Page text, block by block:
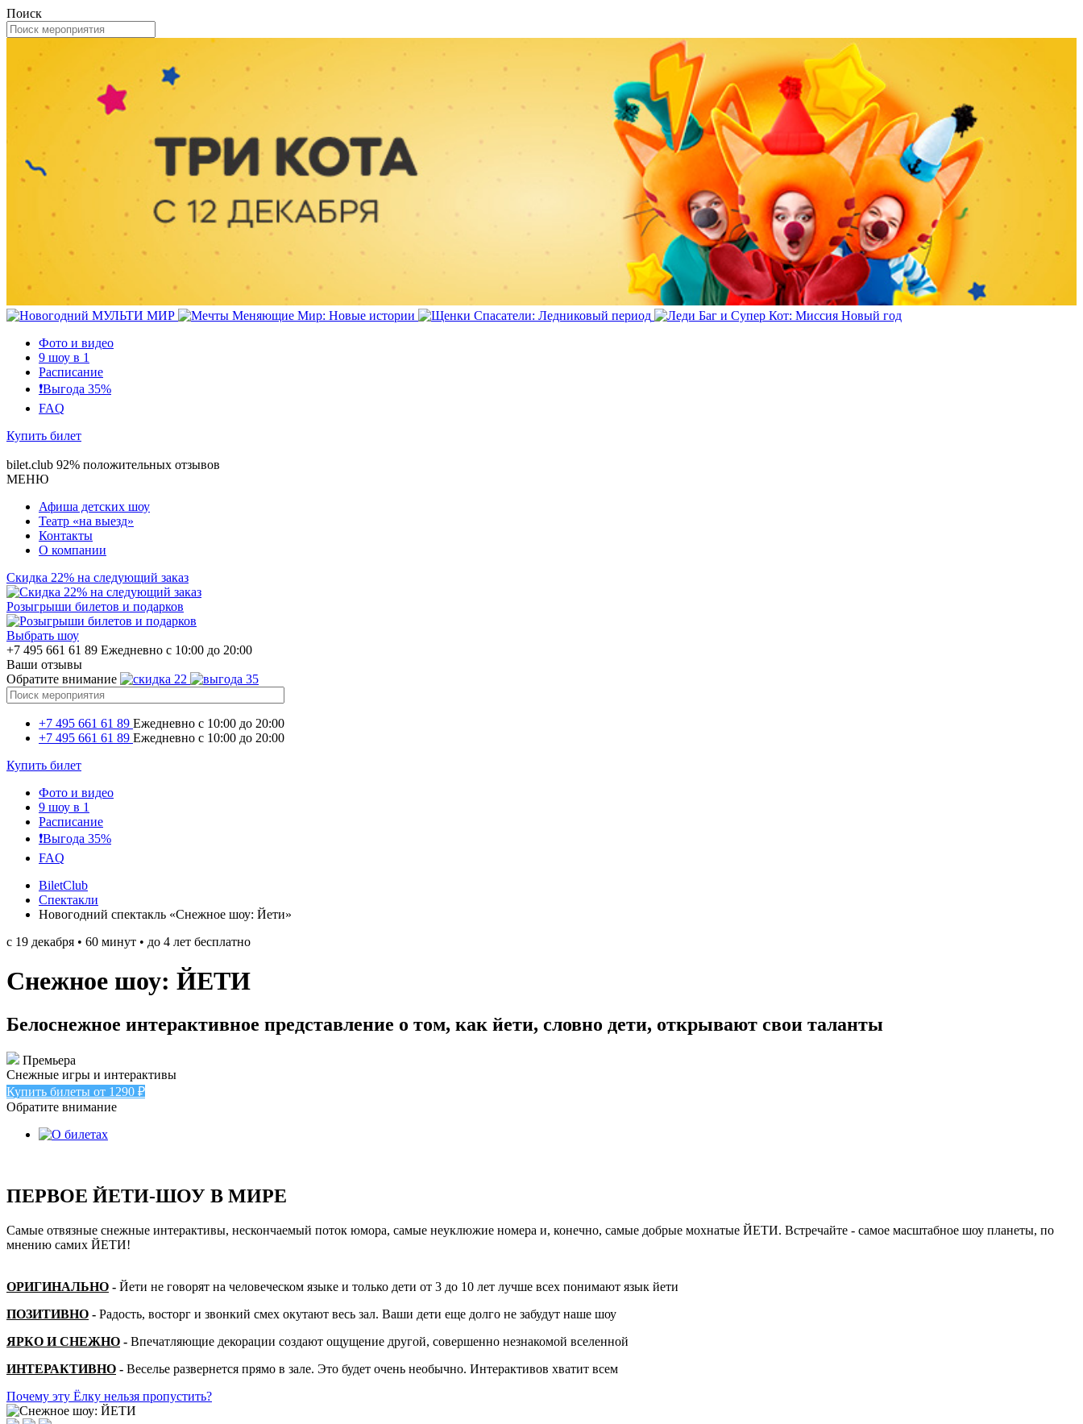
Поиск
Фото и видео
9 шоу в 1
Расписание
❗️Выгода 35%
FAQ
Купить билет
bilet.club 92% положительных отзывов
МЕНЮ
Афиша детских шоу
Театр «на выезд»
Контакты
О компании
Скидка 22% на следующий заказ
Розыгрыши билетов и подарков
Выбрать шоу
+7 495 661 61 89 Ежедневно с 10:00 до 20:00
Ваши отзывы
Обратите внимание
+7 495 661 61 89 Ежедневно с 10:00 до 20:00
+7 495 661 61 89 Ежедневно с 10:00 до 20:00
Купить билет
Фото и видео
9 шоу в 1
Расписание
❗️Выгода 35%
FAQ
BiletClub
Спектакли
Новогодний спектакль «Снежное шоу: Йети»
с 19 декабря • 60 минут • до 4 лет бесплатно
Снежное шоу: ЙЕТИ
Белоснежное интерактивное представление о том, как йети, словно дети, открывают свои таланты
Премьера
Снежные игры и интерактивы
Купить билеты от 1290 ₽
Обратите внимание
ПЕРВОЕ ЙЕТИ-ШОУ В МИРЕ
Самые отвязные снежные интерактивы, нескончаемый поток юмора, самые неуклюжие номера и, конечно, самые добрые мохнатые ЙЕТИ. Встречайте - самое масштабное шоу планеты, по
мнению самих ЙЕТИ!
ОРИГИНАЛЬНО - Йети не говорят на человеческом языке и только дети от 3 до 10 лет лучше всех понимают язык йети
ПОЗИТИВНО - Радость, восторг и звонкий смех окутают весь зал. Ваши дети еще долго не забудут наше шоу
ЯРКО И СНЕЖНО - Впечатляющие декорации создают ощущение другой, совершенно незнакомой вселенной
ИНТЕРАКТИВНО - Веселье развернется прямо в зале. Это будет очень необычно. Интерактивов хватит всем
Почему эту Ёлку нельзя пропустить?